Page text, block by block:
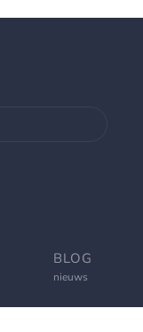
BLOG
nieuws